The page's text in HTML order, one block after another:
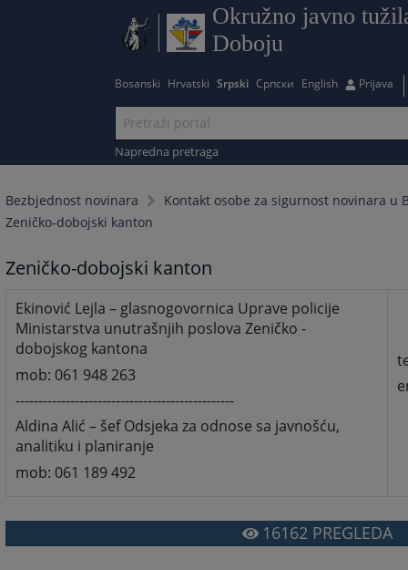
Okružno javno
Doboju
Bosanski Hrvatski Srpski Српски English Prijava
Napredna pretraga
Bezbjednost novinara
Kontakt osobe za sigurnost novinara u
Zeničko-dobojski kanton
Zeničko-dobojski kanton
Ekinović Lejla – glasnogovornica Uprave policije
Ministarstva unutrašnjih poslova Zeničko -
dobojskog kantona
mob: 061 948 263
------------------------------------------------
Aldina Alić – šef Odsjeka za odnose sa javnošću,
analitiku i planiranje
mob: 061 189 492
16162PREGLEDA